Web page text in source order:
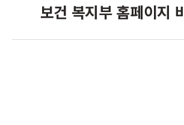
보건 복지부 홈페이지